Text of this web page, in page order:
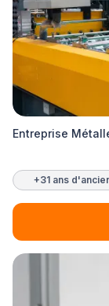
Entreprise
+31 ans